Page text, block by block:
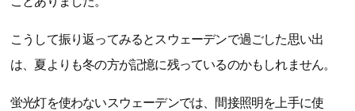
こうして振り返ってみるとスウェーデンで過ごした思い出
は、夏よりも冬の方が記憶に残っているのかもしれません。
蛍光灯を使わないスウェーデンでは、間接照明を上手に使